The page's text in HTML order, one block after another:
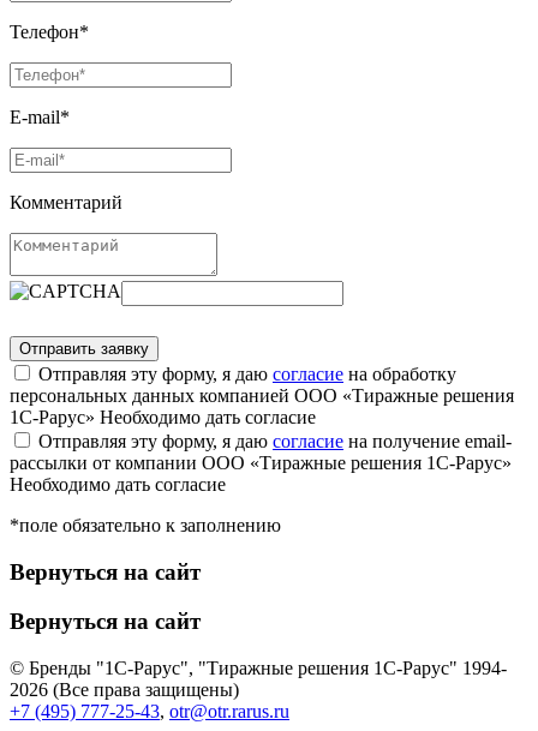
Телефон*
E-mail*
Комментарий
Отправляя эту форму, я даю согласие на обработку
персональных данных компанией ООО «Тиражные решения
1С-Рарус» Необходимо дать согласие
Отправляя эту форму, я даю согласие на получение email-
рассылки от компании ООО «Тиражные решения 1С-Рарус»
Необходимо дать согласие
*поле обязательно к заполнению
Вернуться на сайт
Вернуться на сайт
© Бренды "1С-Рарус", "Тиражные решения 1С-Рарус" 1994-
2026 (Все права защищены)
+7 (495) 777-25-43, otr@otr.rarus.ru